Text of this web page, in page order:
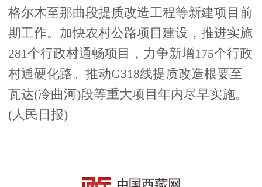
格尔木至那曲段提质改造工程等新建项目前
期工作。加快农村公路项目建设，推进实施
281个行政村通畅项目，力争新增175个行政
村通硬化路。推动G318线提质改造根要至
瓦达(冷曲河)段等重大项目年内尽早实施。
(人民日报)